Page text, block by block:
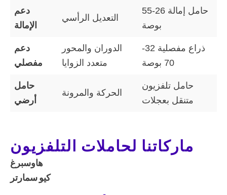
دعم
الإمالة
التعديل الرأسي
حامل إمالة 26-55
بوصة
دعم
مفصلي
الدوران والمحور
متعدد الزوايا
ذراع مفصلية 32-
70 بوصة
حامل
أرضي
الحركة والمرونة
حامل تلفزيون
متنقل بعجلات
ماركاتنا لحاملات التلفزيون
هاوسبرغ
كيو سمارتر